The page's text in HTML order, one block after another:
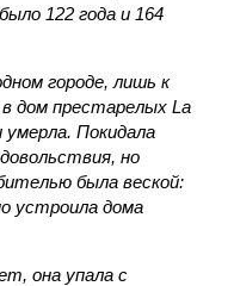
122 года и 164
городе, лишь к
дом престарелых La
умерла. Покидала
но
была веской:
устроила дома
она упала с